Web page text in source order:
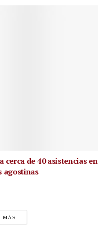
de 40 asistencias en
agostinas
MÁS